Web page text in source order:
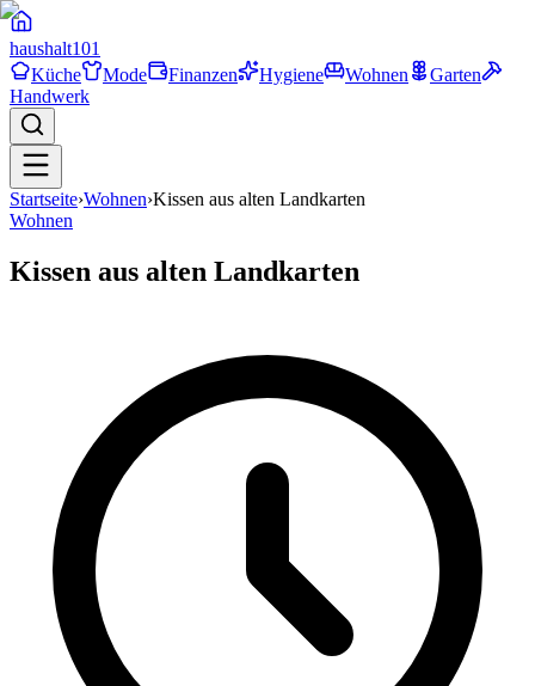
haushalt101
Küche
Mode Finanzen Hygiene Wohnen
Garten
Handwerk
Startseite›Wohnen›Kissen aus alten Landkarten
Wohnen
Kissen aus alten Landkarten